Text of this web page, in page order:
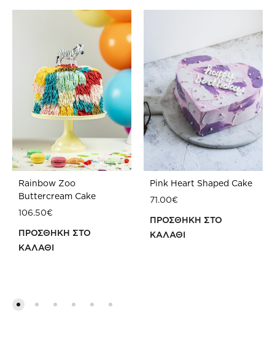
Rainbow Ζoo
Buttercream Cake
106.50€
ΠΡΟΣΘΗΚΗ ΣΤΟ
ΚΑΛΑΘΙ
Pink Heart Shaped Cake
71.00€
ΠΡΟΣΘΗΚΗ ΣΤΟ
ΚΑΛΑΘΙ